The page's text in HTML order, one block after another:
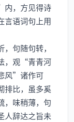
，方见得诗
言语词句上用
句随句转，
，观“青青河
风”诸作可
排比，虽多奚
，味稍薄，句
人辞达之旨未